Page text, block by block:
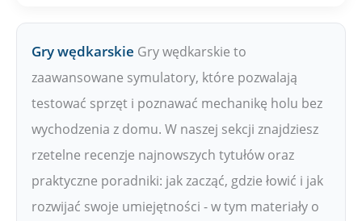
Gry wędkarskie Gry wędkarskie to
zaawansowane symulatory, które pozwalają
testować sprzęt i poznawać mechanikę holu bez
wychodzenia z domu. W naszej sekcji znajdziesz
rzetelne recenzje najnowszych tytułów oraz
praktyczne poradniki: jak zacząć, gdzie łowić i jak
rozwijać swoje umiejętności - w tym materiały o